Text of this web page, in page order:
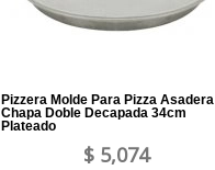
Pizzera Molde Para Pizza Asadera
Chapa Doble Decapada 34cm
Plateado
$ 5,074